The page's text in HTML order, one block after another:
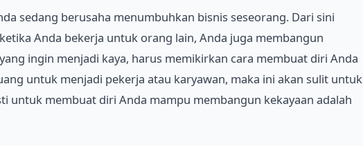
sedang berusaha menumbuhkan bisnis seseorang. Dari sini
Anda bekerja untuk orang lain, Anda juga membangun
ingin menjadi kaya, harus memikirkan cara membuat diri Anda
untuk menjadi pekerja atau karyawan, maka ini akan sulit untuk
untuk membuat diri Anda mampu membangun kekayaan adalah